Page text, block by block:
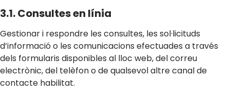
3.1. Consultes en línia
Gestionar i respondre les consultes, les sol·licituds
d’informació o les comunicacions efectuades a través
dels formularis disponibles al lloc web, del correu
electrònic, del telèfon o de qualsevol altre canal de
contacte habilitat.